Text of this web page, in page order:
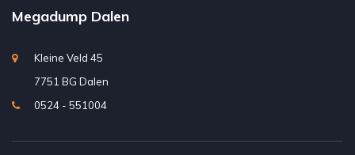
Megadump Dalen
Kleine Veld 45
7751 BG Dalen
0524 - 551004